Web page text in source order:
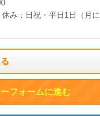
み：日祝・平日1日（月に
フォームに進む